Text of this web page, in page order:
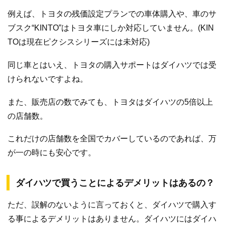
例えば、トヨタの残価設定プランでの車体購入や、車のサ
ブスク“KINTO”はトヨタ車にしか対応していません。(KIN
TOは現在ピクシスシリーズには未対応)
同じ車とはいえ、トヨタの購入サポートはダイハツでは受
けられないですよね。
また、販売店の数でみても、トヨタはダイハツの5倍以上
の店舗数。
これだけの店舗数を全国でカバーしているのであれば、万
が一の時にも安心です。
ダイハツで買うことによるデメリットはあるの？
ただ、誤解のないように言っておくと、ダイハツで購入す
る事によるデメリットはありません。ダイハツにはダイハ